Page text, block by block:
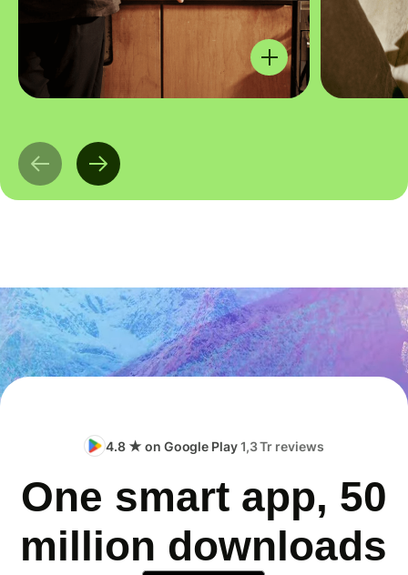
4.8 ★ on Google Play1,3 Tr reviews
One smart app, 50
million downloads